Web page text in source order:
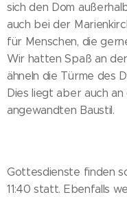
sich den Dom
auch bei der
für Menschen, die
Wir hatten Spaß an
ähneln die Türme des
Dies liegt aber auch
angewandten Baustil.
Gottesdienste finden
11:40 statt. Ebenfalls